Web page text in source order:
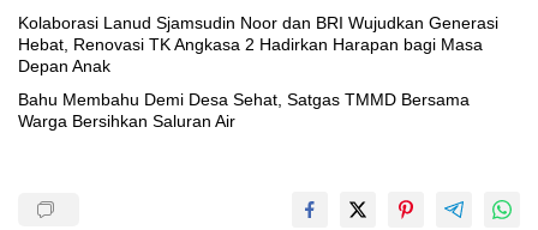
Kolaborasi Lanud Sjamsudin Noor dan BRI Wujudkan Generasi
Hebat, Renovasi TK Angkasa 2 Hadirkan Harapan bagi Masa
Depan Anak
Bahu Membahu Demi Desa Sehat, Satgas TMMD Bersama
Warga Bersihkan Saluran Air